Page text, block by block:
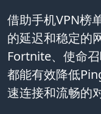
借助手机VPN榜
的延迟和稳定的
Fortnite、使命
都能有效降低
速连接和流畅的